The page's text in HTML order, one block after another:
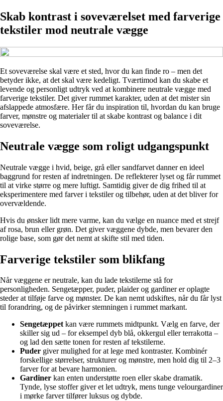
Skab kontrast i soveværelset med farverige
tekstiler mod neutrale vægge
Et soveværelse skal være et sted, hvor du kan finde ro – men det
betyder ikke, at det skal være kedeligt. Tværtimod kan du skabe et
levende og personligt udtryk ved at kombinere neutrale vægge med
farverige tekstiler. Det giver rummet karakter, uden at det mister sin
afslappede atmosfære. Her får du inspiration til, hvordan du kan bruge
farver, mønstre og materialer til at skabe kontrast og balance i dit
soveværelse.
Neutrale vægge som roligt udgangspunkt
Neutrale vægge i hvid, beige, grå eller sandfarvet danner en ideel
baggrund for resten af indretningen. De reflekterer lyset og får rummet
til at virke større og mere luftigt. Samtidig giver de dig frihed til at
eksperimentere med farver i tekstiler og tilbehør, uden at det bliver for
overvældende.
Hvis du ønsker lidt mere varme, kan du vælge en nuance med et strejf
af rosa, brun eller grøn. Det giver væggene dybde, men bevarer den
rolige base, som gør det nemt at skifte stil med tiden.
Farverige tekstiler som blikfang
Når væggene er neutrale, kan du lade tekstilerne stå for
personligheden. Sengetæpper, puder, plaider og gardiner er oplagte
steder at tilføje farve og mønster. De kan nemt udskiftes, når du får lyst
til forandring, og de påvirker stemningen i rummet markant.
Sengetæppetkan være rummets midtpunkt. Vælg en farve, der
skiller sig ud – for eksempel dyb blå, okkergul eller terrakotta –
og lad den sætte tonen for resten af tekstilerne.
Puder giver mulighed for at lege med kontraster. Kombinér
forskellige størrelser, strukturer og mønstre, men hold dig til 2–3
farver for at bevare harmonien.
Gardiner kan enten understøtte roen eller skabe dramatik.
Tynde, lyse stoffer giver et let udtryk, mens tunge velourgardiner
i mørke farver tilfører luksus og dybde.